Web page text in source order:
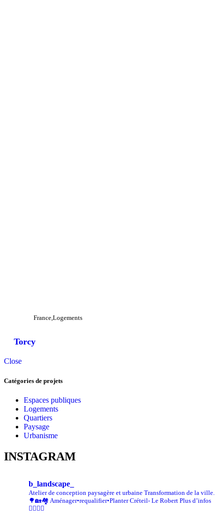
France Logements
Torcy
Close
Catégories de projets
Espaces publiques
Logements
Quartiers
Paysage
Urbanisme
INSTAGRAM
b_landscape_
Atelier de conception paysagère et urbaine Transformation de la ville.
🌳🏡🏘 Aménager•requalifier•PlanterCréteil- Le Robert Plus d’infos
👇🏾👇🏾